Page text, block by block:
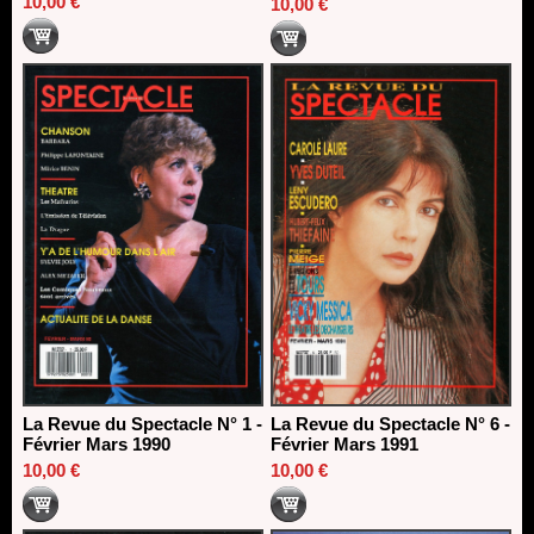
La Revue du Spectacle N° 1 -
Février Mars 1990
10,00 €
La Revue du Spectacle N° 6 -
Février Mars 1991
10,00 €